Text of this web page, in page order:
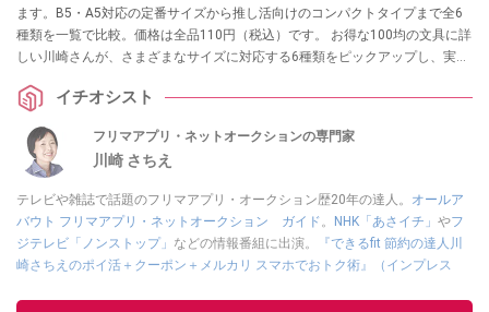
ます。B5・A5対応の定番サイズから推し活向けのコンパクトタイプまで全6
種類を一覧で比較。価格は全品110円（税込）です。 お得な100均の文具に詳
しい川崎さんが、さまざまなサイズに対応する6種類をピックアップし、実際
イチオシスト
フリマアプリ・ネットオークションの専門家
川崎 さちえ
テレビや雑誌で話題のフリマアプリ・オークション歴20年の達人。 オールア
バウト フリマアプリ・ネットオークション ガイド 。 NHK「あさイチ」 やフ
ジテレビ「ノンストップ」 などの情報番組に出演。
『できるfit 節約の達人川
崎さちえのポイ活＋クーポン＋メルカリ スマホでおトク術』（インプレス
的に稼ぐ！』（翔泳社刊）